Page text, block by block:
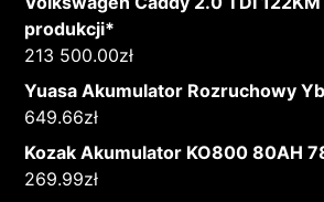
produkcji*
213 500.00zł
Yuasa Akumulator Rozruchowy
649.66zł
Kozak Akumulator KO800 80AH
269.99zł